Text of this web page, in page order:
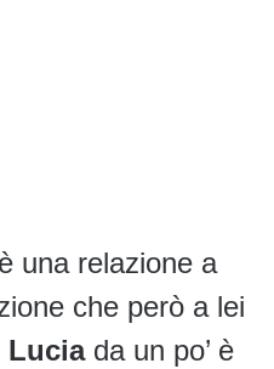
una relazione a
che però a lei
Lucia da un po’ è